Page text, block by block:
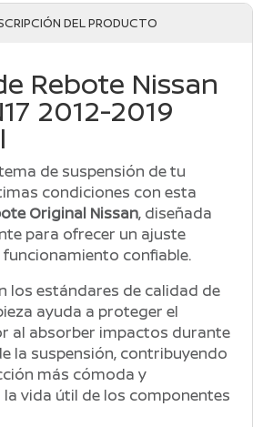
DEL PRODUCTO
Rebote Nissan
2012-2019
de suspensión de tu
condiciones con esta
Original Nissan, diseñada
para ofrecer un ajuste
confiable.
los estándares de calidad de
ayuda a proteger el
al absorber impactos durante
la suspensión, contribuyendo
más cómoda y
vida útil de los componentes